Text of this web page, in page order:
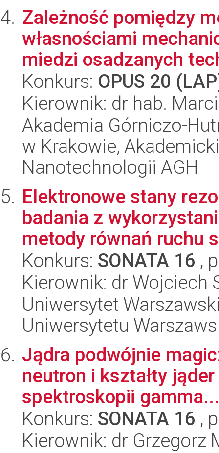
Zależność pomiędzy
własnościami
miedzi osadzanych
Konkurs: OPUS 20
Kierownik: dr hab.
Akademia Górniczo-
w Krakowie,
Nanotechnologii AGH
Elektronowe stany
badania z
metody równań ruchu
Konkurs: SONATA 16 ,
Kierownik: dr Wojciech
Uniwersytet
Uniwersytetu
Jądra podwójnie
neutron i kształty
spektroskopii gamma...
Konkurs: SONATA 16 ,
Kierownik: dr Grzegorz